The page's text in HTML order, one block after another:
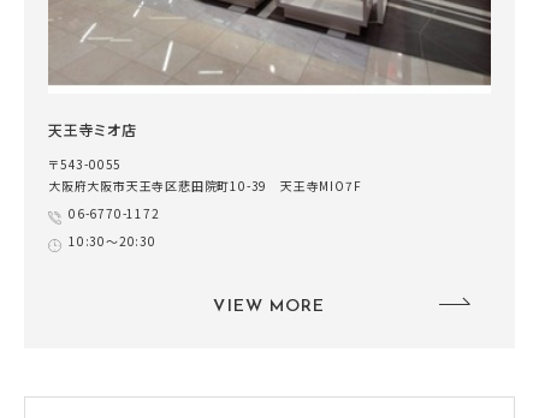
天王寺ミオ店
〒543-0055
大阪府大阪市天王寺区悲田院町10-39 天王寺MIO7F
06-6770-1172
10:30～20:30
VIEW MORE